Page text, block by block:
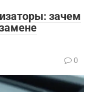
зачем
0